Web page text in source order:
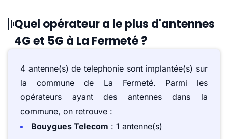
Quel opérateur a le plus d'antennes
4G et 5G à La Fermeté ?
4 antenne(s) de telephonie sont implantée(s) sur
la commune de La Fermeté. Parmi les
opérateurs ayant des antennes dans la
commune, on retrouve :
Bouygues Telecom : 1 antenne(s)